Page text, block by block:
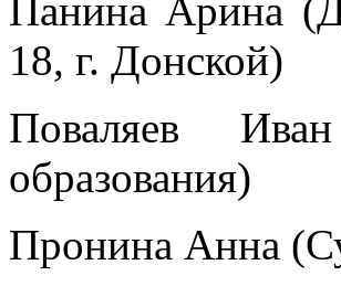
Панина Арина
18, г. Донской)
Поваляев
образования)
Пронина Анна